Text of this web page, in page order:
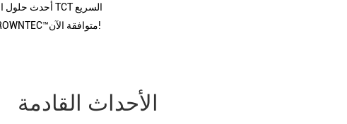
قدمت RAYSHAPE أحدث حلول الطباعة ثلاثية الأبعاد في TCT السريع
طابعة RAYSHAPE وطباعة SAREMCO CROWNTEC™متوافقة الآن!
الأحداث القادمة